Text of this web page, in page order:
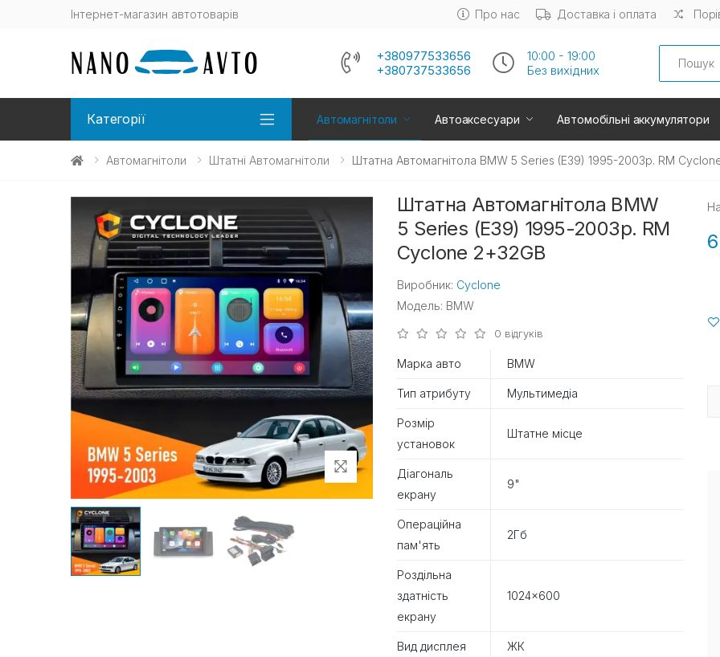
Інтернет-магазин автотоварів Про нас Доставка і оплата
+380977533656
+380737533656
10:00 - 19:00
Без вихiдних
Search
Категорії Автомагнітоли Автоаксесуари Автомобільні аккумулятори
Автомагнітоли Штатні Автомагнітоли Штатна Автомагнітола BMW 5 Series (E39) 1995-2003р. RM
Штатна Автомагнітола BMW
5 Series (E39) 1995-2003р. RM
Cyclone 2+32GB
Виробник: Cyclone
Модель: BMW
0 відгуків
Марка авто BMW
Тип атрибуту Мультимедіа
Розмір
установок
Штатне місце
Діагональ
екрану
9"
Операційна
пам'ять
2Гб
Роздільна
здатність
екрану
1024×600
Вид дисплея ЖК